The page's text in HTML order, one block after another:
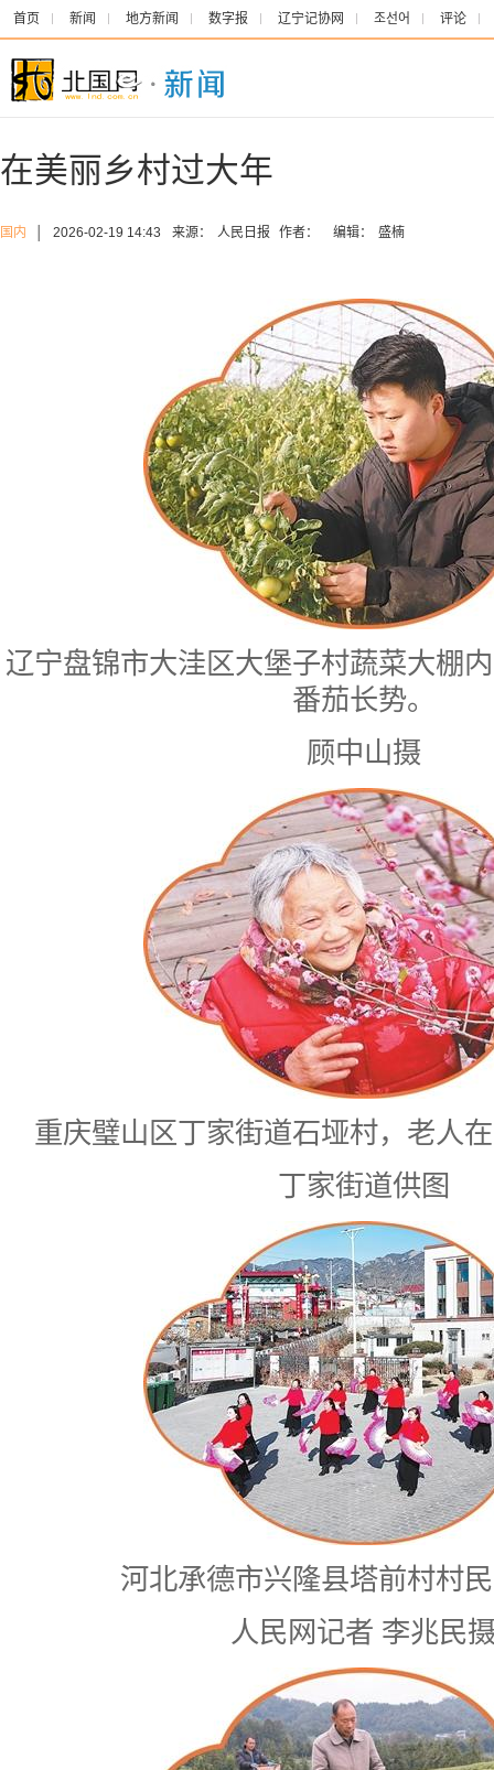
首页 新闻 地方新闻 数字报 辽宁记协网 조선어 评论
在美丽乡村过大年
国内 2026-02-19 14:43 来源： 人民日报 作者： 编辑： 盛楠
辽宁盘锦市大洼区大堡子村蔬菜大棚
番茄长势。
顾中山摄
重庆璧山区丁家街道石垭村，老人
丁家街道供图
河北承德市兴隆县塔前村村
人民网记者 李兆民